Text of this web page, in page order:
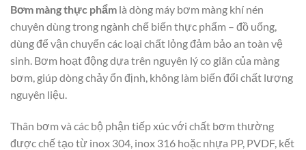
Bơm màng thực phẩm là dòng máy bơm màng khí nén
chuyên dùng trong ngành chế biến thực phẩm – đồ uống,
dùng để vận chuyển các loại chất lỏng đảm bảo an toàn vệ
sinh. Bơm hoạt động dựa trên nguyên lý co giãn của màng
bơm, giúp dòng chảy ổn định, không làm biến đổi chất lượng
nguyên liệu.
Thân bơm và các bộ phận tiếp xúc với chất bơm thường
được chế tạo từ inox 304, inox 316 hoặc nhựa PP, PVDF, kết